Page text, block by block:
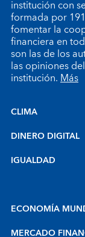
institución con
formada por
fomentar la
financiera en
son las de los
las opiniones
institución.Más
CLIMA
DINERO DIGITAL
IGUALDAD
ECONOMÍA
MERCADO